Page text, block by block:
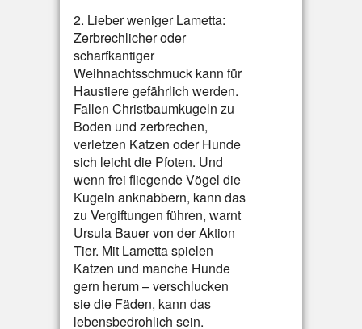
2. Lieber weniger Lametta:
Zerbrechlicher oder
scharfkantiger
Weihnachtsschmuck kann für
Haustiere gefährlich werden.
Fallen Christbaumkugeln zu
Boden und zerbrechen,
verletzen Katzen oder Hunde
sich leicht die Pfoten. Und
wenn frei fliegende Vögel die
Kugeln anknabbern, kann das
zu Vergiftungen führen, warnt
Ursula Bauer von der Aktion
Tier. Mit Lametta spielen
Katzen und manche Hunde
gern herum – verschlucken
sie die Fäden, kann das
lebensbedrohlich sein.